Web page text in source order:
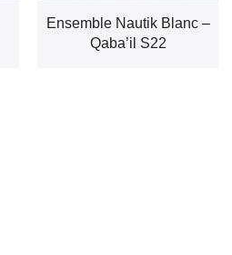
Ensemble Nautik Blanc –
Qaba’il S22